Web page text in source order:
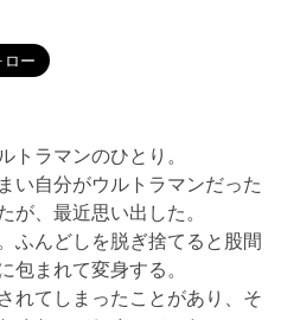
トラマンのひとり。
い自分がウルトラマンだった
が、最近思い出した。
ふんどしを脱ぎ捨てると股間
包まれて変身する。
れてしまったことがあり、そ